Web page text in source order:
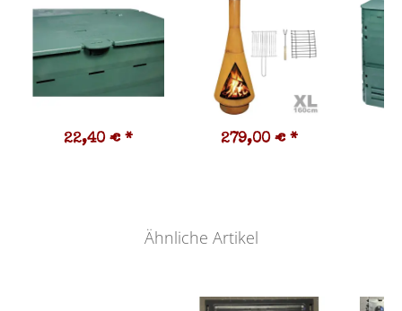
22,40 € * 279,00 € *
Ähnliche Artikel